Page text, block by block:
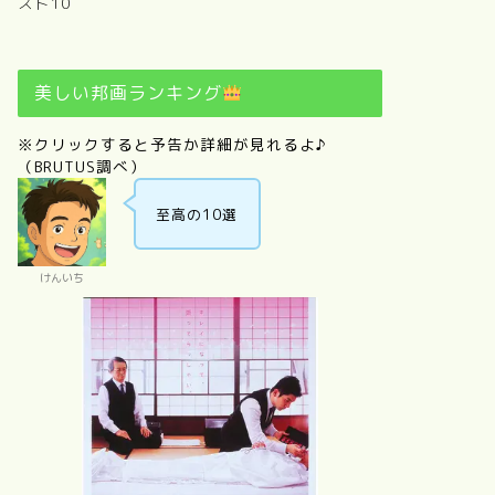
美しい邦画ランキング
※クリックすると予告か詳細が見れるよ♪
（BRUTUS調べ）
けんいち
至高の10選